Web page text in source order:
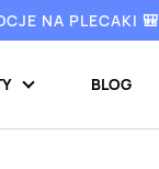
NA PLECAKI 🎒
BLOG